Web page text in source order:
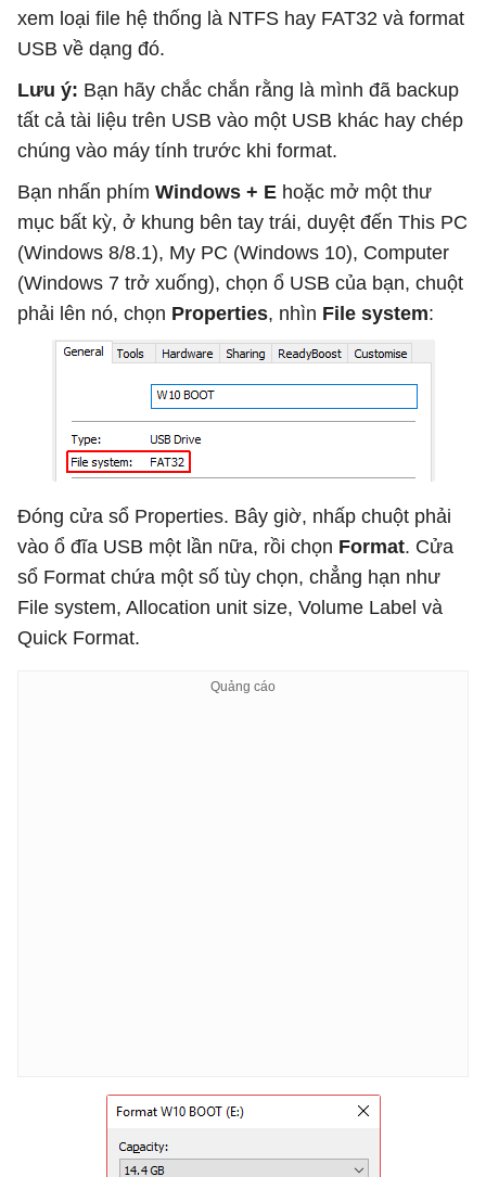
xem loại file hệ thống là NTFS hay FAT32 và format
USB về dạng đó.
Lưu ý: Bạn hãy chắc chắn rằng là mình đã backup
tất cả tài liệu trên USB vào một USB khác hay chép
chúng vào máy tính trước khi format.
Bạn nhấn phím Windows + E hoặc mở một thư
mục bất kỳ, ở khung bên tay trái, duyệt đến This PC
(Windows 8/8.1), My PC (Windows 10), Computer
(Windows 7 trở xuống), chọn ổ USB của bạn, chuột
phải lên nó, chọn Properties, nhìn File system:
Đóng cửa sổ Properties. Bây giờ, nhấp chuột phải
vào ổ đĩa USB một lần nữa, rồi chọn Format. Cửa
sổ Format chứa một số tùy chọn, chẳng hạn như
File system, Allocation unit size, Volume Label và
Quick Format.